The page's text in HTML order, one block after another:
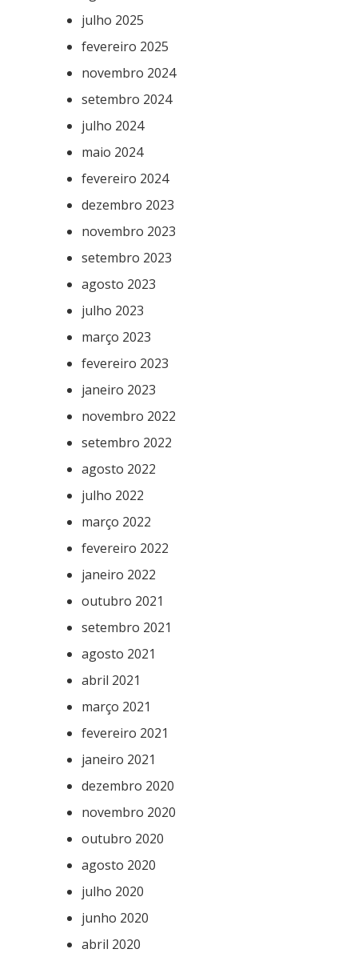
julho 2025
fevereiro 2025
novembro 2024
setembro 2024
julho 2024
maio 2024
fevereiro 2024
dezembro 2023
novembro 2023
setembro 2023
agosto 2023
julho 2023
março 2023
fevereiro 2023
janeiro 2023
novembro 2022
setembro 2022
agosto 2022
julho 2022
março 2022
fevereiro 2022
janeiro 2022
outubro 2021
setembro 2021
agosto 2021
abril 2021
março 2021
fevereiro 2021
janeiro 2021
dezembro 2020
novembro 2020
outubro 2020
agosto 2020
julho 2020
junho 2020
abril 2020